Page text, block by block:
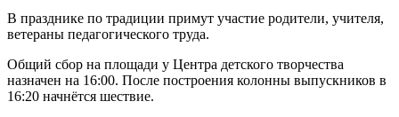
В празднике по традиции примут участие родители, учителя,
ветераны педагогического труда.
Общий сбор на площади у Центра детского творчества
назначен на 16:00. После построения колонны выпускников в
16:20 начнётся шествие.